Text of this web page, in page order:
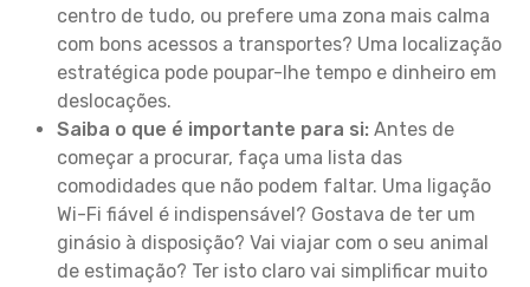
centro de tudo, ou prefere uma zona mais calma
com bons acessos a transportes? Uma localização
estratégica pode poupar-lhe tempo e dinheiro em
deslocações.
Saiba o que é importante para si: Antes de
começar a procurar, faça uma lista das
comodidades que não podem faltar. Uma ligação
Wi-Fi fiável é indispensável? Gostava de ter um
ginásio à disposição? Vai viajar com o seu animal
de estimação? Ter isto claro vai simplificar muito